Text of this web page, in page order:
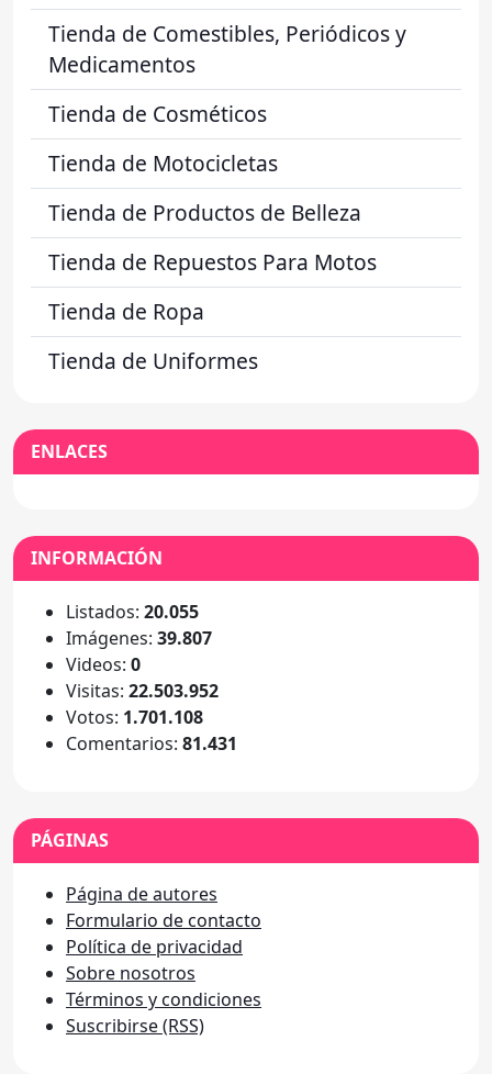
Tienda de Comestibles, Periódicos y
Medicamentos
Tienda de Cosméticos
Tienda de Motocicletas
Tienda de Productos de Belleza
Tienda de Repuestos Para Motos
Tienda de Ropa
Tienda de Uniformes
ENLACES
INFORMACIÓN
Listados: 20.055
Imágenes: 39.807
Videos: 0
Visitas: 22.503.952
Votos: 1.701.108
Comentarios: 81.431
PÁGINAS
Página de autores
Formulario de contacto
Política de privacidad
Sobre nosotros
Términos y condiciones
Suscribirse (RSS)